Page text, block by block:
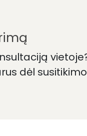
dėl